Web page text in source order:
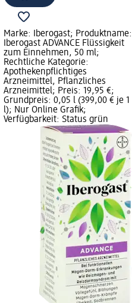
Marke: Iberogast; Produktname:
Iberogast ADVANCE Flüssigkeit
zum Einnehmen, 50 ml;
Rechtliche Kategorie:
Apothekenpflichtiges
Arzneimittel, Pflanzliches
Arzneimittel; Preis: 19,95 €;
Grundpreis: 0,05 l (399,00 € je 1
l); Nur Online Grafik;
Verfügbarkeit: Status grün